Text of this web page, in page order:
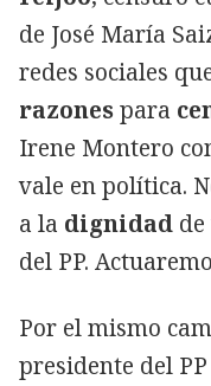
de José María
redes sociales
razonespara
Irene Montero
vale en política.
a la dignidad
del PP.
Por el mismo
presidente del